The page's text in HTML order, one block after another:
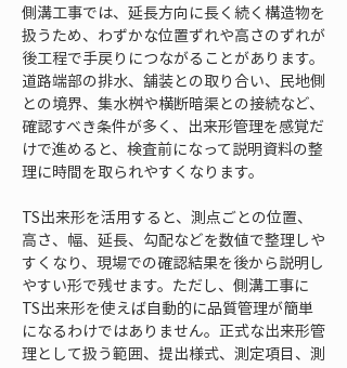
側溝工事では、延長方向に長く続く構造物を
扱うため、わずかな位置ずれや高さのずれが
後工程で手戻りにつながることがあります。
道路端部の排水、舗装との取り合い、民地側
との境界、集水桝や横断暗渠との接続など、
確認すべき条件が多く、出来形管理を感覚だ
けで進めると、検査前になって説明資料の整
理に時間を取られやすくなります。
TS出来形を活用すると、測点ごとの位置、
高さ、幅、延長、勾配などを数値で整理しや
すくなり、現場での確認結果を後から説明し
やすい形で残せます。ただし、側溝工事に
TS出来形を使えば自動的に品質管理が簡単
になるわけではありません。正式な出来形管
理として扱う範囲、提出様式、測定項目、測